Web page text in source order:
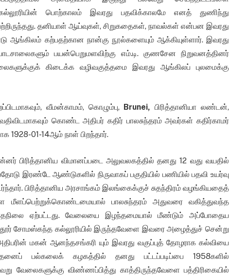
கல்லூரியின் பொற்காலம் இவரது பதவிக்காலமே எனத் துணிந்து
தனியாள் ஆய்வுகள், சிறுகதைகள், நாவல்கள் என்பன இவரது
ஆங்கிலம் கற்பதற்கான நான்கு நூல்களையும் ஆக்கியுள்ளார். இவரது
பயன்பெறுமளவிற்கு எம்.டி. குணசேன நிறுவனத்தினர்
கிடைக்க வழிவகுத்தமை இவரது ஆங்கிலப் புலமைக்கு
வீமன்காமம், கொழும்பு, Brunei, பிரித்தானியா லண்டன்,
கொண்ட அதிபர் கதிர் பாலசுந்தரம் அவர்கள் கதிர்காமர்
1928-01-14ஆம் நாள் பிறந்தார்.
பிரித்தானிய விமானப்படை அலுவலகத்தில் தனது 12 வது வயதில்
இரண்டே ஆண்டுகளில் நிருவாகப் பகுதியில் பணியில் பதவி உயர்வு
பிரித்தானிய அரசாங்கம் இலங்கைக்குச் சுதந்திரம் வழங்கியதைத்
பாலசுந்தரம் அதுவரை வகித்துவந்த
ஏற்பட்டது. வேலையை இழந்தமையால் மீண்டும் அப்போதைய
சோமஸ்கந்த கல்லூரியில் இருந்தவேளை இவரை அழைத்துச் சென்று
மகன் ஆனந்தசங்கரி யும் இவரது வகுப்புத் தோழராக கல்வியை
பல்கலைக் கழகத்தில் தனது பட்டப்படிப்பை 1958களில்
வேலைகளுக்கு விண்ணப்பித்து காத்திருந்தவேளை பத்திரிகையில்